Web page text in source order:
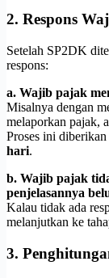
2. Respons
Setelah SP2DK
respons:
a. Wajib pajak
Misalnya dengan
melaporkan pajak,
Proses ini
hari.
b. Wajib pajak
penjelasannya
Kalau tidak ada
melanjutkan ke
3.